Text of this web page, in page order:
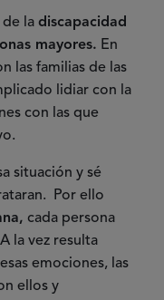
la discapacidad
mayores. En
las familias de las
lidiar con la
con las que
situación y sé
Por ello
cada persona
la vez resulta
emociones, las
ellos y